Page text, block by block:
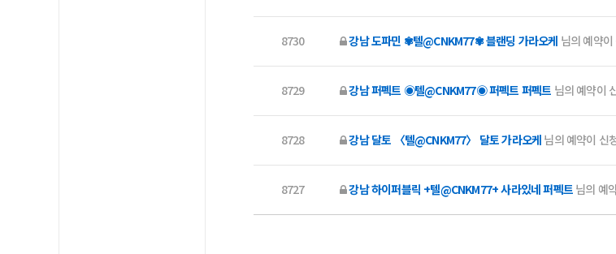
8730 강남 도파민 ✾텔@CNKM77✾ 블랜딩 가라오케 님의 예약
8729 강남 퍼펙트 ◉텔@CNKM77◉ 퍼펙트 퍼펙트 님의 예약이
8728 강남 달토 〈텔@CNKM77〉 달토 가라오케 님의 예약이 신
8727 강남 하이퍼블릭 +텔@CNKM77+ 사라있네 퍼펙트 님의 예